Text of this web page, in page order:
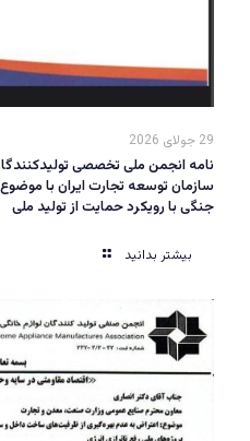
29 جولای 2026
نامه انجمن ملی تخصصی
سازمان توسعه تجارت ایران با
جنگی با رویکرد حمایت از تولید ملی
بیشتر بدانید